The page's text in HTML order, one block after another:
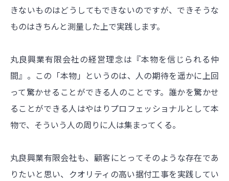
きないものはどうしてもできないのですが、できそうな
ものはきちんと測量した上で実践します。
丸良興業有限会社の経営理念は『本物を信じられる仲
間』。この「本物」というのは、人の期待を遥かに上回
って驚かせることができる人のことです。誰かを驚かせ
ることができる人はやはりプロフェッショナルとして本
物で、そういう人の周りに人は集まってくる。
丸良興業有限会社も、顧客にとってそのような存在であ
りたいと思い、クオリティの高い据付工事を実践してい